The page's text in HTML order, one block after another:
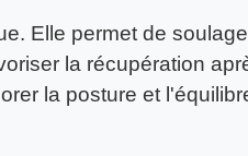
Elle permet de
la récupération
la posture et